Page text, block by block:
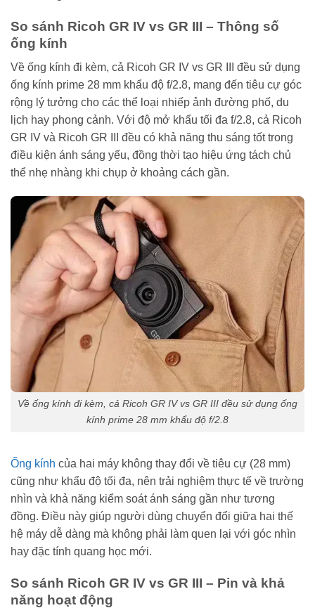
So sánh Ricoh GR IV vs GR III – Thông số
ống kính
Về ống kính đi kèm, cả Ricoh GR IV vs GR III đều sử dụng
ống kính prime 28 mm khẩu độ f/2.8, mang đến tiêu cự góc
rộng lý tưởng cho các thể loại nhiếp ảnh đường phố, du
lịch hay phong cảnh. Với độ mở khẩu tối đa f/2.8, cả Ricoh
GR IV và Ricoh GR III đều có khả năng thu sáng tốt trong
điều kiện ánh sáng yếu, đồng thời tạo hiệu ứng tách chủ
thể nhẹ nhàng khi chụp ở khoảng cách gần.
Về ống kính đi kèm, cả Ricoh GR IV vs GR III đều sử dụng ống
kính prime 28 mm khẩu độ f/2.8
Ống kính của hai máy không thay đổi về tiêu cự (28 mm)
cũng như khẩu độ tối đa, nên trải nghiệm thực tế về trường
nhìn và khả năng kiểm soát ánh sáng gần như tương
đồng. Điều này giúp người dùng chuyển đổi giữa hai thế
hệ máy dễ dàng mà không phải làm quen lại với góc nhìn
hay đặc tính quang học mới.
So sánh Ricoh GR IV vs GR III – Pin và khả
năng hoạt động